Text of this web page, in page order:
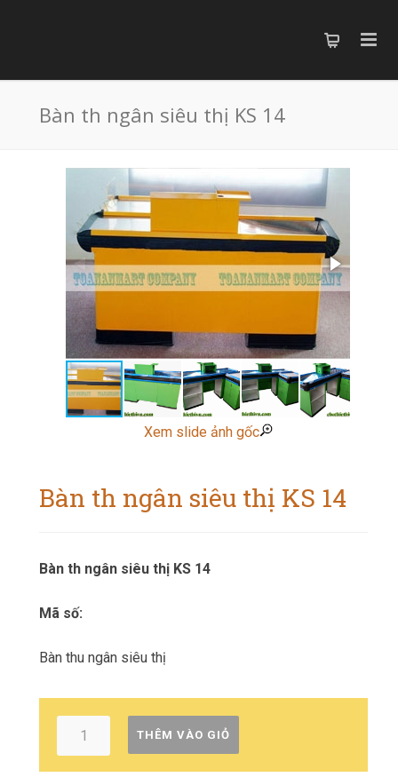
Bàn th ngân siêu thị KS 14
Xem slide ảnh gốc
Bàn th ngân siêu thị KS 14
Bàn th ngân siêu thị KS 14
Mã số:
Bàn thu ngân siêu thị
THÊM VÀO GIỎ